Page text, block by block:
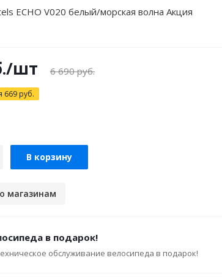
ECHO V020 белый/морская волна Акция
/шт 6 690руб.
669 руб.
В корзину
магазинам
в подарок!
обслуживание велосипеда в подарок!